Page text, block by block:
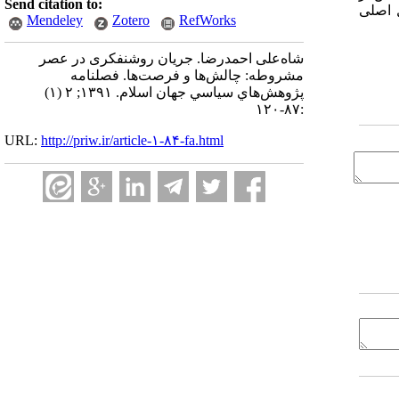
Send citation to:
Mendeley
Zotero RefWorks
شاه‌علی احمدرضا. جریان روشنفکری در عصر
مشروطه: چالش‌ها و فرصت‌ها. فصلنامه
پژوهش‌هاي سياسي جهان اسلام. ۱۳۹۱; ۲ (۱)
:۸۷-۱۲۰
URL: http://priw.ir/article-۱-۸۴-fa.html
اصلی